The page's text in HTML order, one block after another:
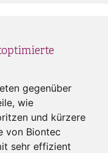
gegenüber
wie
und kürzere
von ­Biontec
sehr effizient